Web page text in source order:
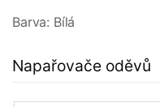
Barva: Bílá
Napařovače oděvů